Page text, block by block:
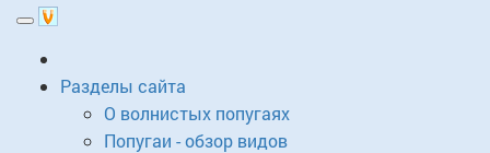
Toggle
navigation
Разделы сайта
О волнистых попугаях
Попугаи - обзор видов